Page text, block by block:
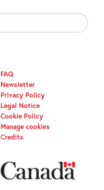
FAQ
Newsletter
Privacy Policy
Legal Notice
Cookie Policy
Manage cookies
Credits